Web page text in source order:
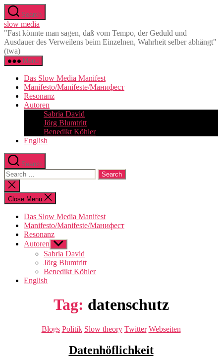
Skip
to
the
content
Search
slow media
"Fast könnte man sagen, daß vom Tempo, der Geduld und
Ausdauer des Verweilens beim Einzelnen, Wahrheit selber abhängt"
(twa)
Menu
Das Slow Media Manifest
Manifesto/Manifeste/Манифест
Resonanz
Autoren
Sabria David
Jörg Blumtritt
Benedikt Köhler
English
Search
Search
for:
Close
search
Close Menu
Das Slow Media Manifest
Manifesto/Manifeste/Манифест
Resonanz
Autoren Show
sub
menu
Sabria David
Jörg Blumtritt
Benedikt Köhler
English
Tag: datenschutz
Categories
Blogs Politik Slow theory Twitter Webseiten
Datenhöflichkeit